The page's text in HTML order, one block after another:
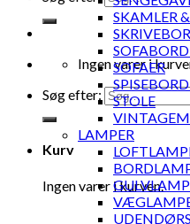
Ingen varer i
Søg efter:
Kurv
Ingen varer i kurven.
SKAMLER
SOFAER
STOLE
LAMPER